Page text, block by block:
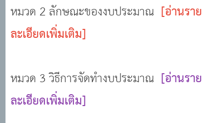
หมวด 2 ลักษณะของงบประมาณ [อ่านราย
ละเอียดเพิ่มเติม]
หมวด 3 วิธีการจัดทำงบประมาณ [อ่านราย
ละเอียดเพิ่มเติม]